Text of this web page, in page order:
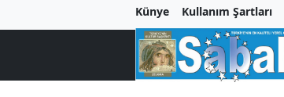
Künye Kullanım Şartları